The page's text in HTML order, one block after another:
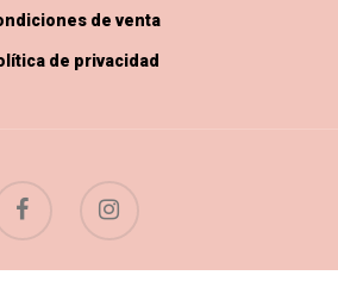
de venta
de privacidad